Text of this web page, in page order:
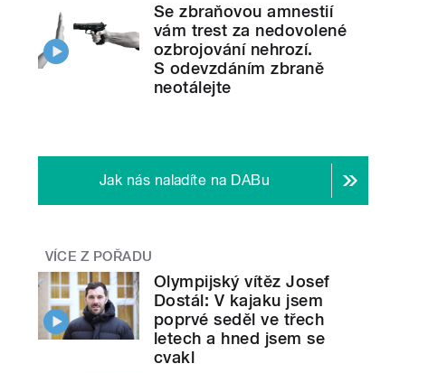
Se zbraňovou amnestií
vám trest za nedovolené
ozbrojování nehrozí.
S odevzdáním zbraně
neotálejte
Jak nás naladíte na DABu
VÍCE Z POŘADU
Olympijský vítěz Josef
Dostál: V kajaku jsem
poprvé seděl ve třech
letech a hned jsem se
cvakl